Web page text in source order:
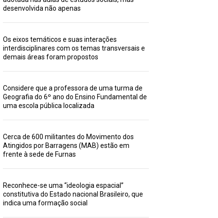
desenvolvida não apenas
Os eixos temáticos e suas interações
interdisciplinares com os temas transversais e
demais áreas foram propostos
Considere que a professora de uma turma de
Geografia do 6º ano do Ensino Fundamental de
uma escola pública localizada
Cerca de 600 militantes do Movimento dos
Atingidos por Barragens (MAB) estão em
frente à sede de Furnas
Reconhece-se uma “ideologia espacial”
constitutiva do Estado nacional Brasileiro, que
indica uma formação social